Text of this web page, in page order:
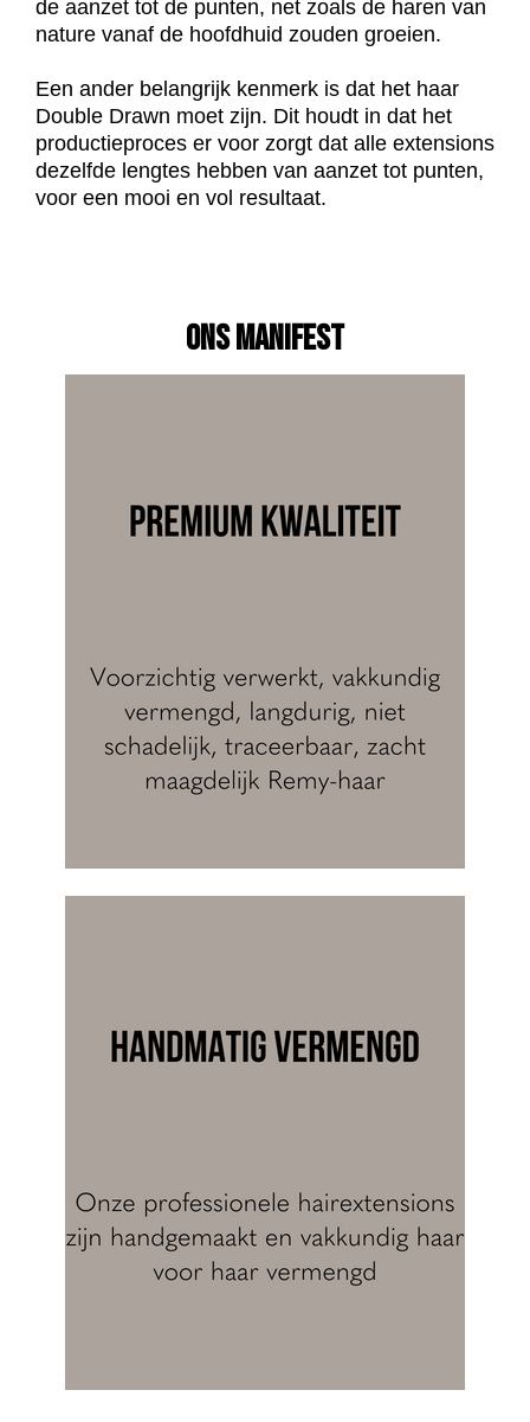
de aanzet tot de punten, net zoals de haren van
nature vanaf de hoofdhuid zouden groeien.
Een ander belangrijk kenmerk is dat het haar
Double Drawn moet zijn. Dit houdt in dat het
productieproces er voor zorgt dat alle extensions
dezelfde lengtes hebben van aanzet tot punten,
voor een mooi en vol resultaat.
ONS MANIFEST